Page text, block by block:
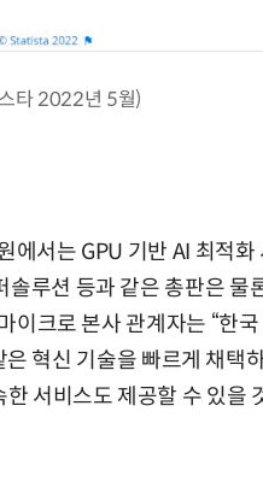
타 2022년 5월)
서는 GPU 기반 AI 최적화
루션 등과 같은 총판은 물
이크로 본사 관계자는 “한
혁신 기술을 빠르게 채택
서비스도 제공할 수 있을